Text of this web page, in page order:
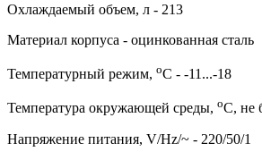
Охлаждаемый объем, л - 213
Материал корпуса - оцинкованная сталь
Температурный режим, оC - -11...-18
Температура окружающей среды, оC, не
Напряжение питания, V/Hz/~ - 220/50/1